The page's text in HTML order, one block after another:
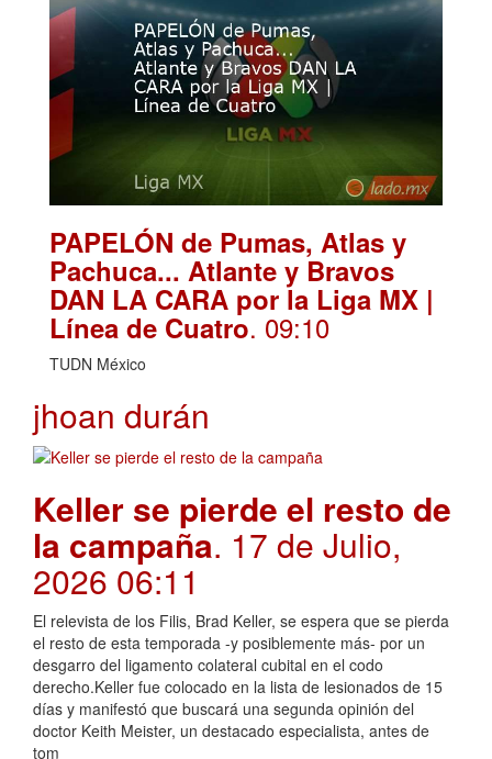
PAPELÓN de Pumas, Atlas y
Pachuca... Atlante y Bravos
DAN LA CARA por la Liga MX |
Línea de Cuatro. 09:10
TUDN México
jhoan durán
Keller se pierde el resto de
la campaña. 17 de Julio,
2026 06:11
El relevista de los Filis, Brad Keller, se espera que se pierda
el resto de esta temporada -y posiblemente más- por un
desgarro del ligamento colateral cubital en el codo
derecho.Keller fue colocado en la lista de lesionados de 15
días y manifestó que buscará una segunda opinión del
doctor Keith Meister, un destacado especialista, antes de
tom